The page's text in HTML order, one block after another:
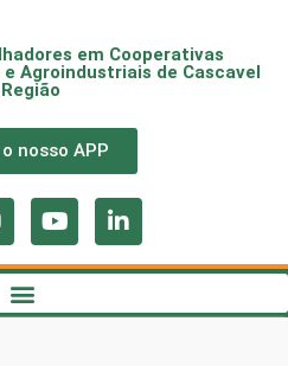
em Cooperativas
Agroindustriais de Cascavel
nosso APP